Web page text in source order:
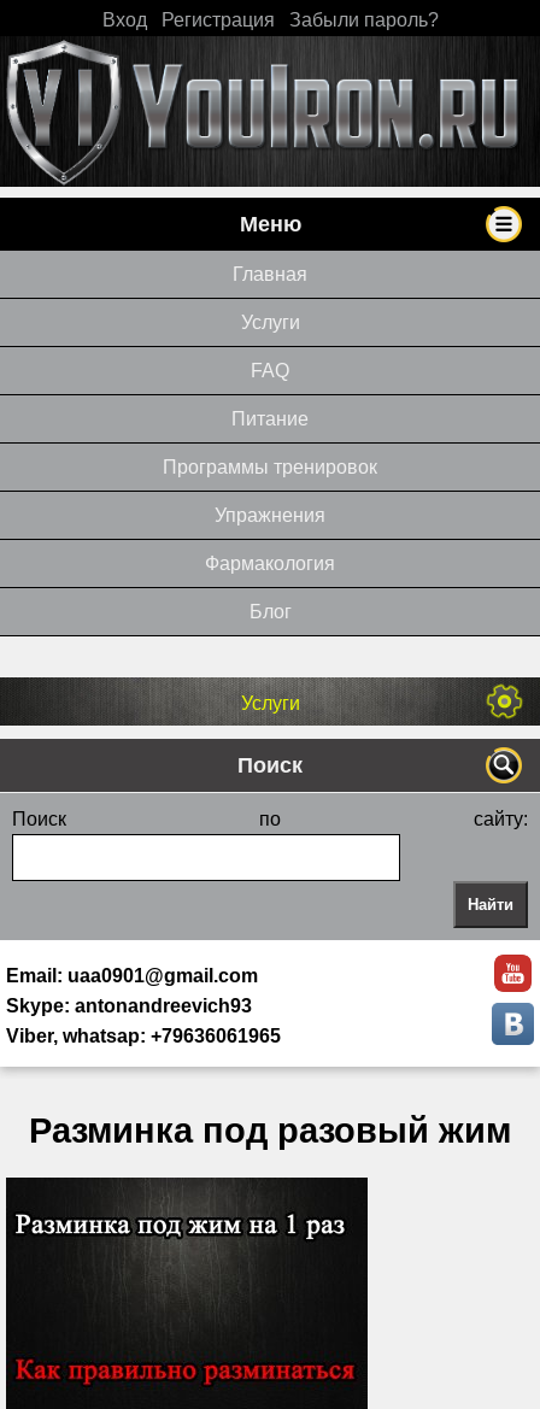
Вход Регистрация Забыли пароль?
Меню
Главная
Услуги
FAQ
Питание
Программы тренировок
Упражнения
Фармакология
Блог
Услуги
Поиск
Поиск по сайту:
Email: uaa0901@gmail.com
Skype: antonandreevich93
Viber, whatsap: +79636061965
Разминка под разовый жим